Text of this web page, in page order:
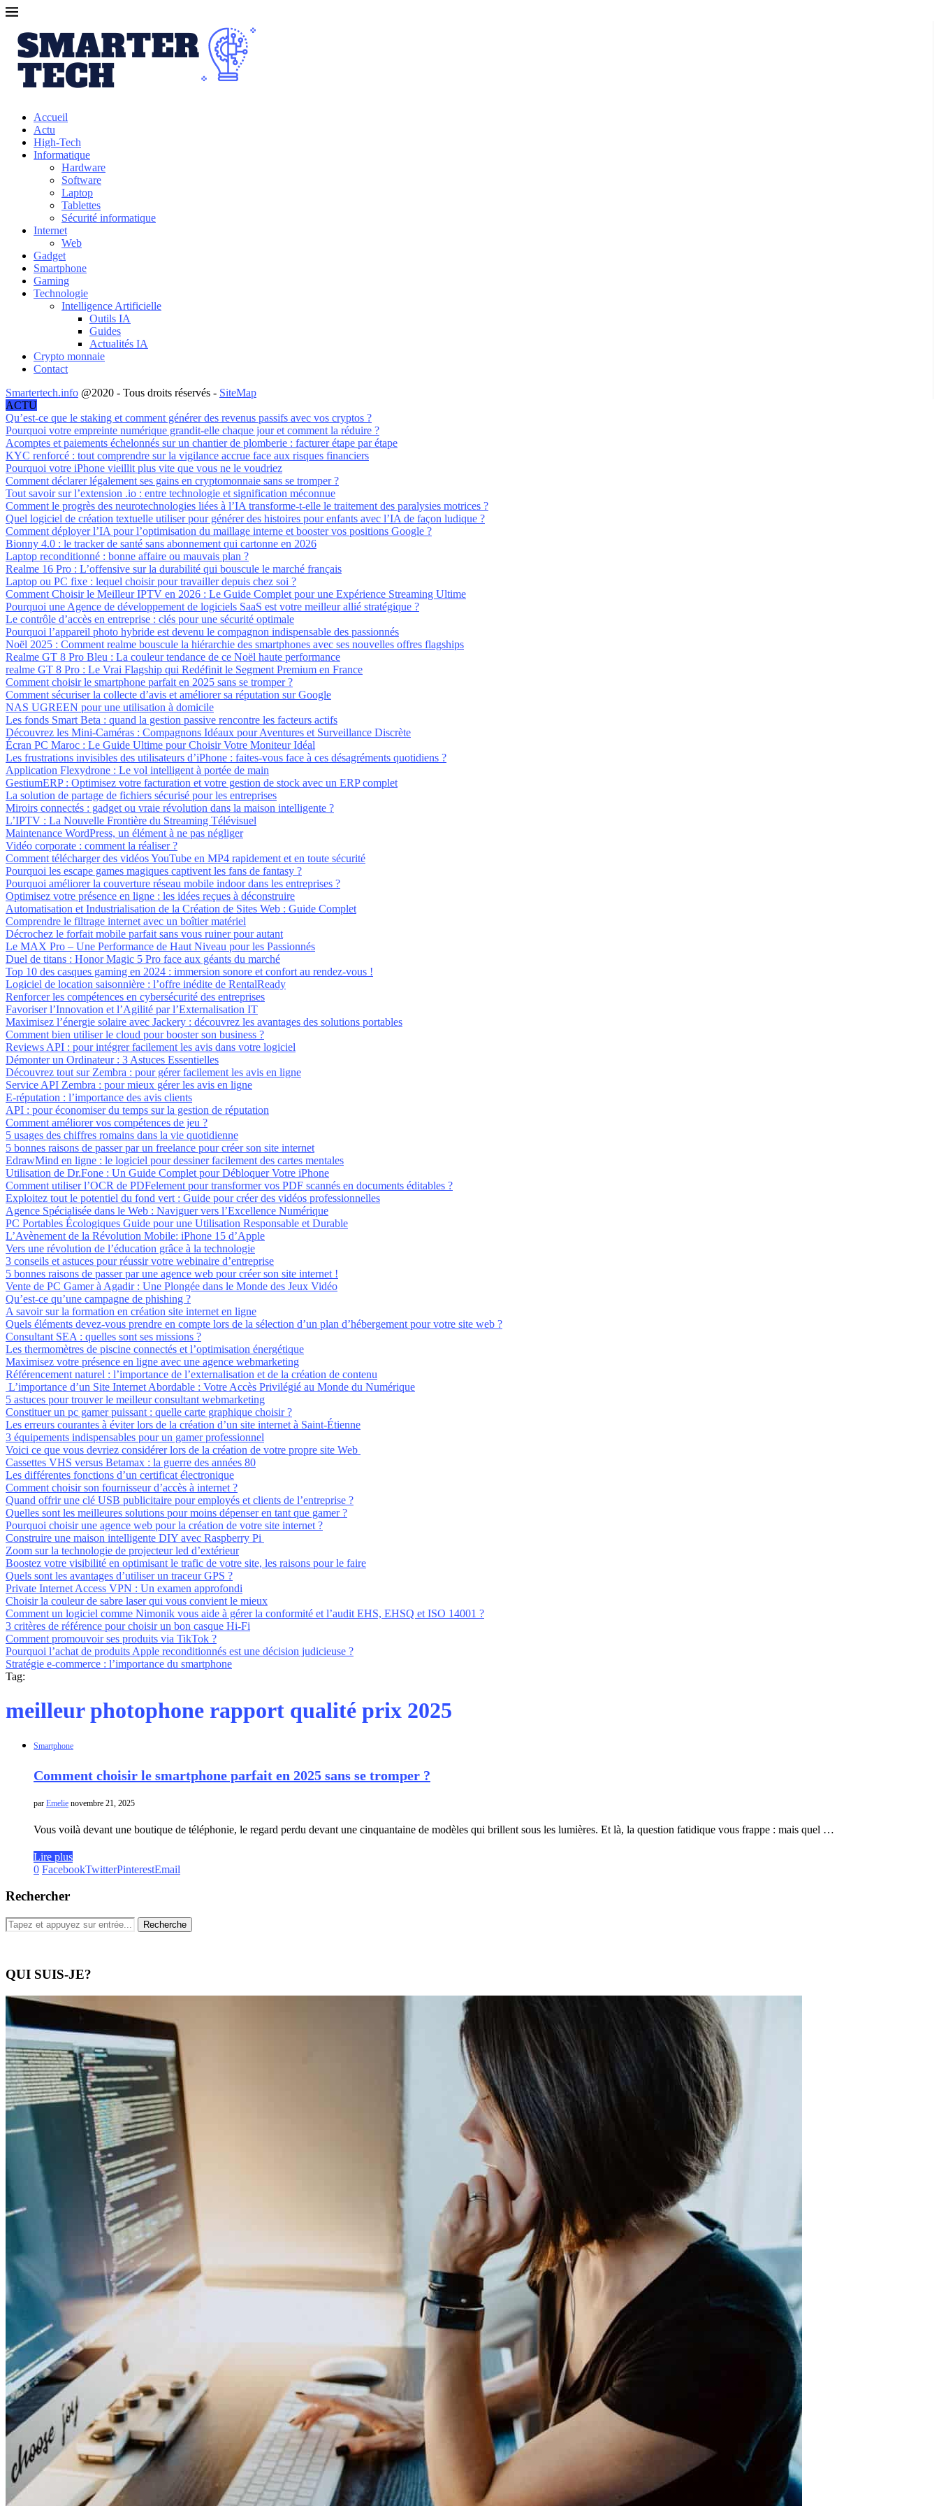
Accueil
Actu
High-Tech
Informatique
Hardware
Software
Laptop
Tablettes
Sécurité informatique
Internet
Web
Gadget
Smartphone
Gaming
Technologie
Intelligence Artificielle
Outils IA
Guides
Actualités IA
Crypto monnaie
Contact
Smartertech.info @2020 - Tous droits réservés - SiteMap
ACTU
Qu’est-ce que le staking et comment générer des revenus passifs avec vos cryptos ?
Pourquoi votre empreinte numérique grandit-elle chaque jour et comment la réduire ?
Acomptes et paiements échelonnés sur un chantier de plomberie : facturer étape par étape
KYC renforcé : tout comprendre sur la vigilance accrue face aux risques financiers
Pourquoi votre iPhone vieillit plus vite que vous ne le voudriez
Comment déclarer légalement ses gains en cryptomonnaie sans se tromper ?
Tout savoir sur l’extension .io : entre technologie et signification méconnue
Comment le progrès des neurotechnologies liées à l’IA transforme-t-elle le traitement des paralysies motrices ?
Quel logiciel de création textuelle utiliser pour générer des histoires pour enfants avec l’IA de façon ludique ?
Comment déployer l’IA pour l’optimisation du maillage interne et booster vos positions Google ?
Bionny 4.0 : le tracker de santé sans abonnement qui cartonne en 2026
Laptop reconditionné : bonne affaire ou mauvais plan ?
Realme 16 Pro : L’offensive sur la durabilité qui bouscule le marché français
Laptop ou PC fixe : lequel choisir pour travailler depuis chez soi ?
Comment Choisir le Meilleur IPTV en 2026 : Le Guide Complet pour une Expérience Streaming Ultime
Pourquoi une Agence de développement de logiciels SaaS est votre meilleur allié stratégique ?
Le contrôle d’accès en entreprise : clés pour une sécurité optimale
Pourquoi l’appareil photo hybride est devenu le compagnon indispensable des passionnés
Noël 2025 : Comment realme bouscule la hiérarchie des smartphones avec ses nouvelles offres flagships
Realme GT 8 Pro Bleu : La couleur tendance de ce Noël haute performance
realme GT 8 Pro : Le Vrai Flagship qui Redéfinit le Segment Premium en France
Comment choisir le smartphone parfait en 2025 sans se tromper ?
Comment sécuriser la collecte d’avis et améliorer sa réputation sur Google
NAS UGREEN pour une utilisation à domicile
Les fonds Smart Beta : quand la gestion passive rencontre les facteurs actifs
Découvrez les Mini-Caméras : Compagnons Idéaux pour Aventures et Surveillance Discrète
Écran PC Maroc : Le Guide Ultime pour Choisir Votre Moniteur Idéal
Les frustrations invisibles des utilisateurs d’iPhone : faites-vous face à ces désagréments quotidiens ?
Application Flexydrone : Le vol intelligent à portée de main
GestiumERP : Optimisez votre facturation et votre gestion de stock avec un ERP complet
La solution de partage de fichiers sécurisé pour les entreprises
Miroirs connectés : gadget ou vraie révolution dans la maison intelligente ?
L’IPTV : La Nouvelle Frontière du Streaming Télévisuel
Maintenance WordPress, un élément à ne pas négliger
Vidéo corporate : comment la réaliser ?
Comment télécharger des vidéos YouTube en MP4 rapidement et en toute sécurité
Pourquoi les escape games magiques captivent les fans de fantasy ?
Pourquoi améliorer la couverture réseau mobile indoor dans les entreprises ?
Optimisez votre présence en ligne : les idées reçues à déconstruire
Automatisation et Industrialisation de la Création de Sites Web : Guide Complet
Comprendre le filtrage internet avec un boîtier matériel
Décrochez le forfait mobile parfait sans vous ruiner pour autant
Le MAX Pro – Une Performance de Haut Niveau pour les Passionnés
Duel de titans : Honor Magic 5 Pro face aux géants du marché
Top 10 des casques gaming en 2024 : immersion sonore et confort au rendez-vous !
Logiciel de location saisonnière : l’offre inédite de RentalReady
Renforcer les compétences en cybersécurité des entreprises
Favoriser l’Innovation et l’Agilité par l’Externalisation IT
Maximisez l’énergie solaire avec Jackery : découvrez les avantages des solutions portables
Comment bien utiliser le cloud pour booster son business ?
Reviews API : pour intégrer facilement les avis dans votre logiciel
Démonter un Ordinateur : 3 Astuces Essentielles
Découvrez tout sur Zembra : pour gérer facilement les avis en ligne
Service API Zembra : pour mieux gérer les avis en ligne
E-réputation : l’importance des avis clients
API : pour économiser du temps sur la gestion de réputation
Comment améliorer vos compétences de jeu ?
5 usages des chiffres romains dans la vie quotidienne
5 bonnes raisons de passer par un freelance pour créer son site internet
EdrawMind en ligne : le logiciel pour dessiner facilement des cartes mentales
Utilisation de Dr.Fone : Un Guide Complet pour Débloquer Votre iPhone
Comment utiliser l’OCR de PDFelement pour transformer vos PDF scannés en documents éditables ?
Exploitez tout le potentiel du fond vert : Guide pour créer des vidéos professionnelles
Agence Spécialisée dans le Web : Naviguer vers l’Excellence Numérique
PC Portables Écologiques Guide pour une Utilisation Responsable et Durable
L’Avènement de la Révolution Mobile: iPhone 15 d’Apple
Vers une révolution de l’éducation grâce à la technologie
3 conseils et astuces pour réussir votre webinaire d’entreprise
5 bonnes raisons de passer par une agence web pour créer son site internet !
Vente de PC Gamer à Agadir : Une Plongée dans le Monde des Jeux Vidéo
Qu’est-ce qu’une campagne de phishing ?
A savoir sur la formation en création site internet en ligne
Quels éléments devez-vous prendre en compte lors de la sélection d’un plan d’hébergement pour votre site web ?
Consultant SEA : quelles sont ses missions ?
Les thermomètres de piscine connectés et l’optimisation énergétique
Maximisez votre présence en ligne avec une agence webmarketing
Référencement naturel : l’importance de l’externalisation et de la création de contenu
L’importance d’un Site Internet Abordable : Votre Accès Privilégié au Monde du Numérique
5 astuces pour trouver le meilleur consultant webmarketing
Constituer un pc gamer puissant : quelle carte graphique choisir ?
Les erreurs courantes à éviter lors de la création d’un site internet à Saint-Étienne
3 équipements indispensables pour un gamer professionnel
Voici ce que vous devriez considérer lors de la création de votre propre site Web
Cassettes VHS versus Betamax : la guerre des années 80
Les différentes fonctions d’un certificat électronique
Comment choisir son fournisseur d’accès à internet ?
Quand offrir une clé USB publicitaire pour employés et clients de l’entreprise ?
Quelles sont les meilleures solutions pour moins dépenser en tant que gamer ?
Pourquoi choisir une agence web pour la création de votre site internet ?
Construire une maison intelligente DIY avec Raspberry Pi
Zoom sur la technologie de projecteur led d’extérieur
Boostez votre visibilité en optimisant le trafic de votre site, les raisons pour le faire
Quels sont les avantages d’utiliser un traceur GPS ?
Private Internet Access VPN : Un examen approfondi
Choisir la couleur de sabre laser qui vous convient le mieux
Comment un logiciel comme Nimonik vous aide à gérer la conformité et l’audit EHS, EHSQ et ISO 14001 ?
3 critères de référence pour choisir un bon casque Hi-Fi
Comment promouvoir ses produits via TikTok ?
Pourquoi l’achat de produits Apple reconditionnés est une décision judicieuse ?
Stratégie e-commerce : l’importance du smartphone
Tag:
meilleur photophone rapport qualité prix 2025
Smartphone
Comment choisir le smartphone parfait en 2025 sans se tromper ?
par Emelie novembre 21, 2025
Vous voilà devant une boutique de téléphonie, le regard perdu devant une cinquantaine de modèles qui brillent sous les lumières. Et là, la question fatidique vous frappe : mais quel …
Lire plus
0 FacebookTwitterPinterestEmail
Rechercher
QUI SUIS-JE?